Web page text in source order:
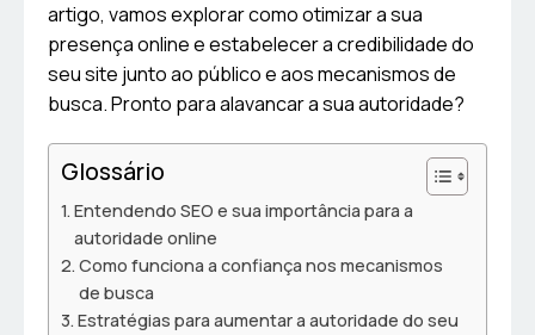
artigo, vamos explorar como otimizar a sua
presença online e estabelecer a credibilidade do
seu site junto ao público e aos mecanismos de
busca. Pronto para alavancar a sua autoridade?
Glossário
Entendendo SEO e sua importância para a
autoridade online
Como funciona a confiança nos mecanismos
de busca
Estratégias para aumentar a autoridade do seu